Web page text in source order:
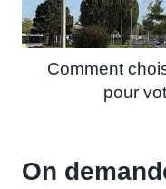
Comment
pour
On